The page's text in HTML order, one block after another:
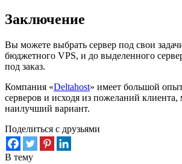
Заключение
Вы можете выбрать сервер под свои
бюджетного VPS, и до выделенного
под заказ.
Компания «Deltahost» имеет большой
серверов и исходя из пожеланий
наилучший вариант.
Поделиться с друзьями
В тему